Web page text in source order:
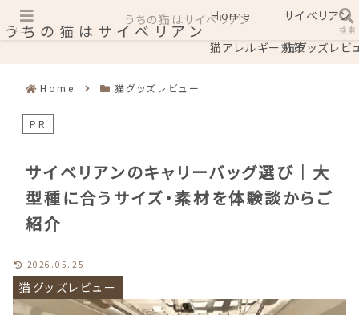
うちの猫はサイベリアン
Home サイベリアン
猫アレルギー対策猫グッズレビ
Home 猫グッズレビュー
PR
サイベリアンのキャリーバッグ選び｜大
型種に合うサイズ・素材を体験談からご
紹介
猫グッズレビュー
2026.05.25
メニュー
うちの猫はサイベリアン
検索